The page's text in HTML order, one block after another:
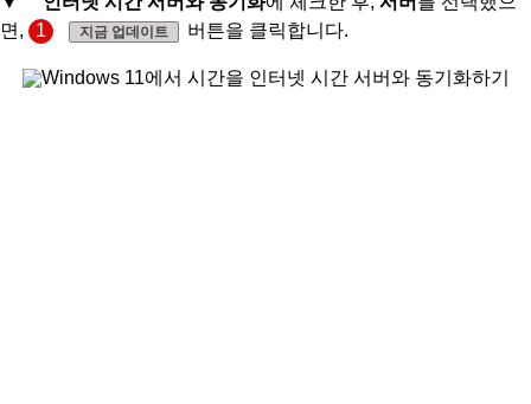
면,
1 지금 업데이트 버튼을 클릭합니다.